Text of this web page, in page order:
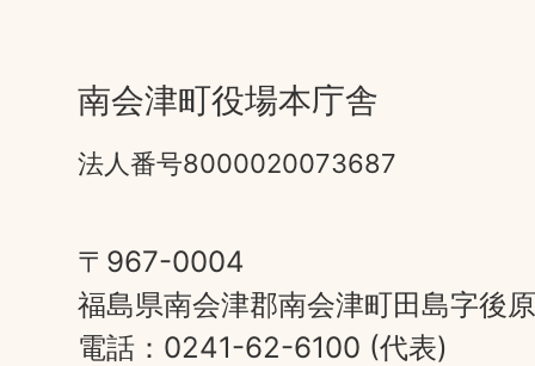
南会津町役場本庁舎
法人番号8000020073687
〒967-0004
福島県南会津郡南会津町田島字後
電話：0241-62-6100 (代表)